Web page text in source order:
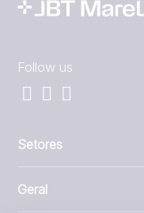
Follow us
Setores
Geral